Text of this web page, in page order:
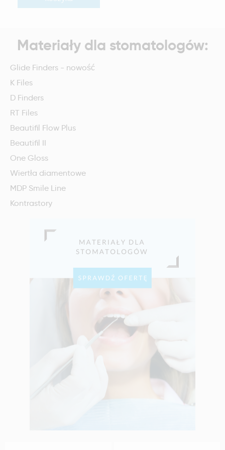
Materiały dla stomatologów:
Glide Finders - nowość
K Files
D Finders
RT Files
Beautifil Flow Plus
Beautifil II
One Gloss
Wiertła diamentowe
MDP Smile Line
Kontrastory